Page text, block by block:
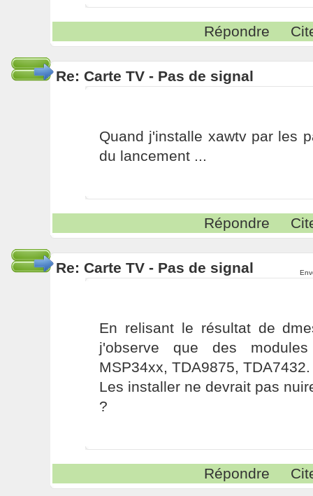
Répondre
Re: Carte TV - Pas de signal
Quand j'installe xawtv par les
du lancement ...
Répondre
Re: Carte TV - Pas de signal
En relisant le résultat de
j'observe que des
MSP34xx, TDA9875, TDA7432.
Les installer ne devrait pas
?
Répondre